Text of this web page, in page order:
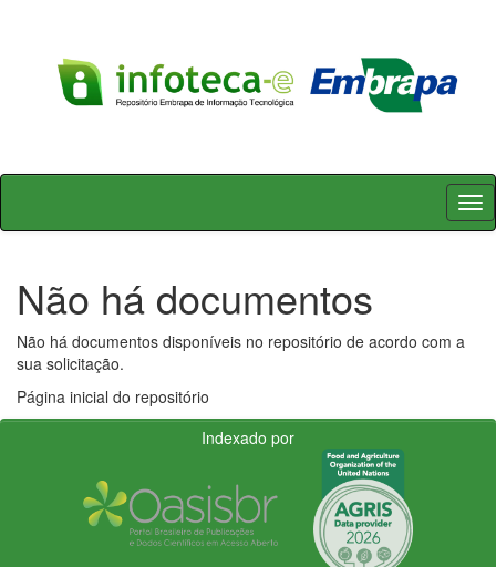
Skip
Não há documentos
Não há documentos disponíveis no repositório de acordo com a
sua solicitação.
Página inicial do repositório
Indexado por